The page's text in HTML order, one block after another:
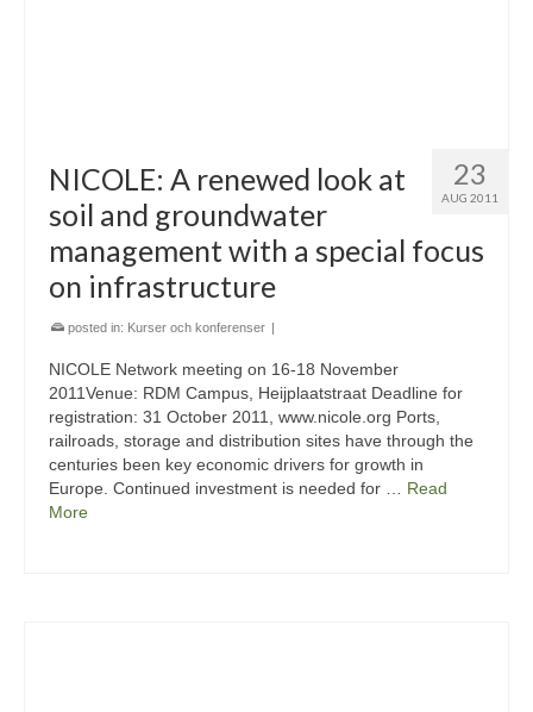
23
AUG 2011
NICOLE: A renewed look at
soil and groundwater
management with a special focus
on infrastructure
posted in: Kurser och konferenser |
NICOLE Network meeting on 16-18 November
2011Venue: RDM Campus, Heijplaatstraat Deadline for
registration: 31 October 2011, www.nicole.org Ports,
railroads, storage and distribution sites have through the
centuries been key economic drivers for growth in
Europe. Continued investment is needed for … Read
More